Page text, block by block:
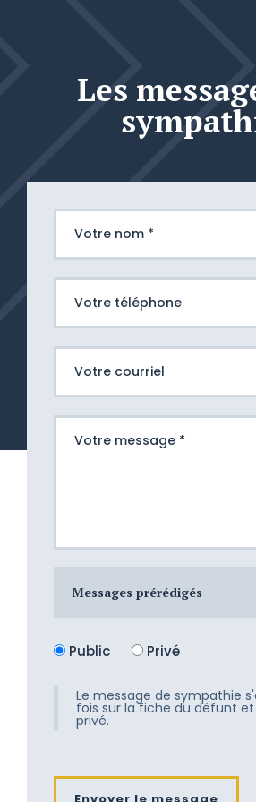
Les
Messages prérédigés
Nous sommes atterrés
douloureuse épreuve. Nous
réconfort, mais les mots
manquent. Recevez toute
tendresse.
Son départ fût doux et les
Public Privé
Le message de sympathie
fois sur la fiche du défunt
privé.